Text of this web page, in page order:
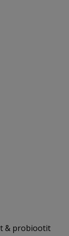
& probiootit